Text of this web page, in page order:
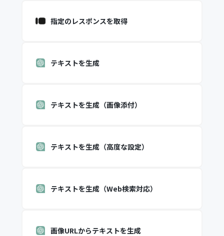
指定のレスポンスを取得
テキストを生成
テキストを生成（画像添付）
テキストを生成（高度な設定）
テキストを生成（Web検索対応）
画像URLからテキストを生成